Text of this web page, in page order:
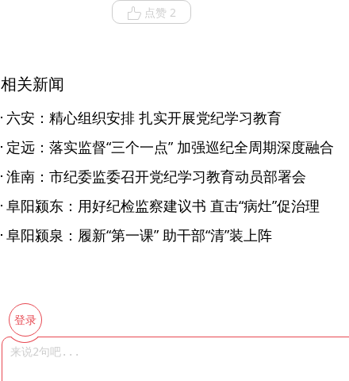
点赞 2
相关新闻
六安：精心组织安排 扎实开展党纪学习教育
定远：落实监督“三个一点” 加强巡纪全周期深度融合
淮南：市纪委监委召开党纪学习教育动员部署会
阜阳颍东：用好纪检监察建议书 直击“病灶”促治理
阜阳颍泉：履新“第一课” 助干部“清”装上阵
登录